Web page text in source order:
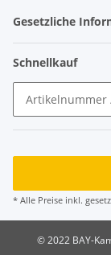
Gesetzliche
Schnellkauf
* Alle Preise inkl.
© 2022 BAY-